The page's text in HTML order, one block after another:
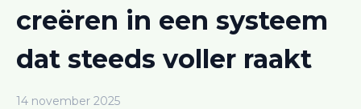
creëren in een systeem
dat steeds voller raakt
14 november 2025